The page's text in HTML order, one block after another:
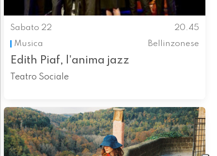
Sabato 22
20.45
Musica
Bellinzonese
Edith Piaf, l'anima jazz
Teatro Sociale